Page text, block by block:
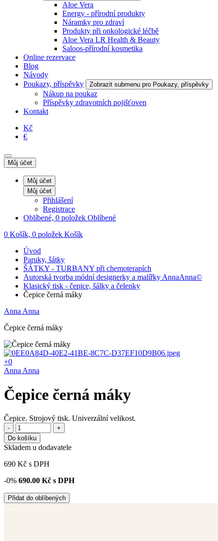
Aloe Vera
Energy - přírodní produkty
Náramky pro zdraví
Produkty při onkologické léčbě
Aloe Vera LR Health & Beauty
Saloos-přírodní kosmetika
Online rezervace
Blog
Návody
Poukazy, příspěvky
Zobrazit submenu pro Poukazy, příspěvky
Nákup na poukaz
Příspěvky zdravotních pojišťoven
Kontakt
Kč
€
Můj účet
Můj účet
Můj účet
Přihlášení
Registrace
Oblíbené, 0 položek Oblíbené
0 Košík, 0 položek Košík
Úvod
Paruky, šátky
ŠÁTKY - TURBANY při chemoterapích
Autorská tvorba módní designerky a malířky AnnaAnna©
Klasický tisk - čepice, šálky a čelenky
Čepice černá máky
Anna Anna
Čepice černá máky
+0
Anna Anna
Čepice černá máky
Čepice. Strojový tisk. Univerzální velikost.
-
+
Do košíku
Skladem u dodavatele
690 Kč s DPH
-0% 690.00 Kč s DPH
Přidat do oblíbených